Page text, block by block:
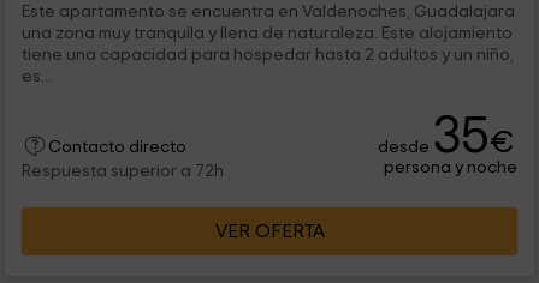
Este apartamento se encuentra en Valdenoches, Guadalajara
una zona muy tranquila y llena de naturaleza. Este alojamiento
tiene una capacidad para hospedar hasta 2 adultos y un niño,
es...
Contacto directo
Respuesta superior a 72h
desde 35€
persona y noche
VER OFERTA